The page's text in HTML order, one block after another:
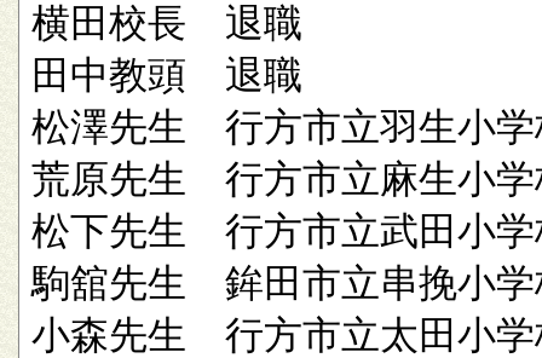
横田校長 退職
田中教頭 退職
松澤先生 行方市立羽生小学
荒原先生 行方市立麻生小学
松下先生 行方市立武田小学
駒舘先生 鉾田市立串挽小学
小森先生 行方市立太田小学